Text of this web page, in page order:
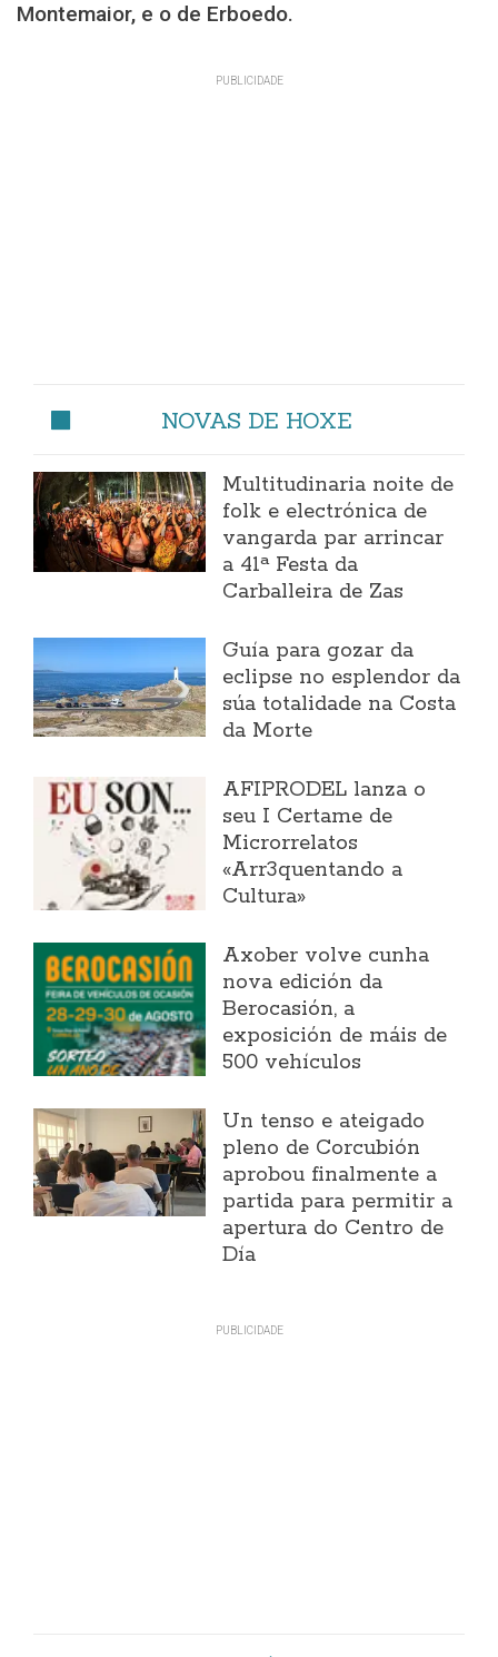
Montemaior, e o de Erboedo.
NOVAS DE HOXE
Multitudinaria noite de
folk e electrónica de
vangarda par arrincar
a 41ª Festa da
Carballeira de Zas
Guía para gozar da
eclipse no esplendor da
súa totalidade na Costa
da Morte
AFIPRODEL lanza o
seu I Certame de
Microrrelatos
«Arr3quentando a
Cultura»
Axober volve cunha
nova edición da
Berocasión, a
exposición de máis de
500 vehículos
Un tenso e ateigado
pleno de Corcubión
aprobou finalmente a
partida para permitir a
apertura do Centro de
Día